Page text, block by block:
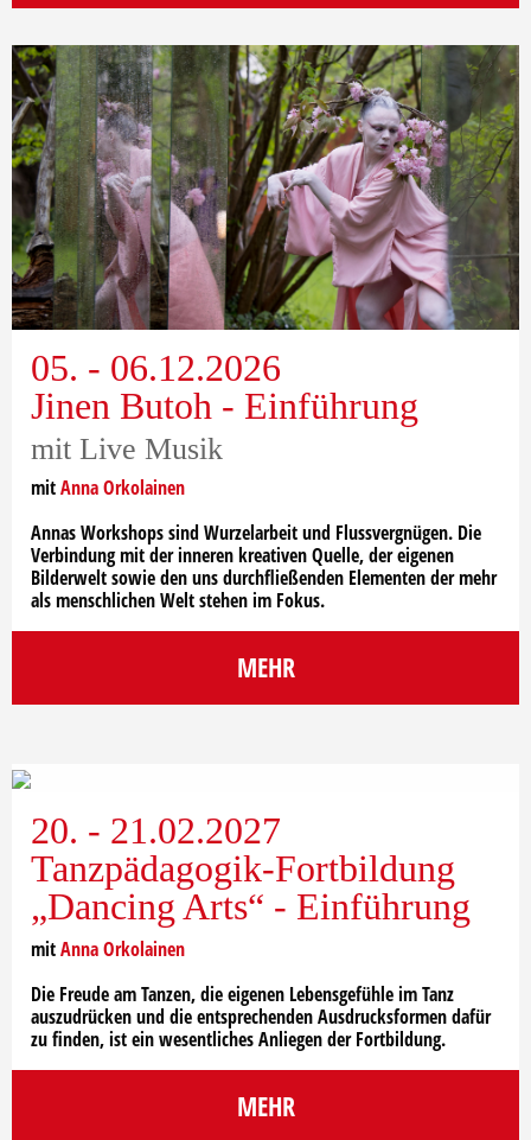
05. - 06.12.2026
Jinen Butoh - Einführung
mit Live Musik
mitAnna Orkolainen
Annas Workshops sind Wurzelarbeit und Flussvergnügen. Die
Verbindung mit der inneren kreativen Quelle, der eigenen
Bilderwelt sowie den uns durchfließenden Elementen der mehr
als menschlichen Welt stehen im Fokus.
MEHR
20. - 21.02.2027
Tanzpädagogik-Fortbildung
„Dancing Arts“ - Einführung
mitAnna Orkolainen
Die Freude am Tanzen, die eigenen Lebensgefühle im Tanz
auszudrücken und die entsprechenden Ausdrucksformen dafür
zu finden, ist ein wesentliches Anliegen der Fortbildung.
MEHR